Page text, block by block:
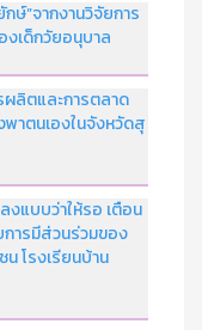
ษ์”จากงานวิจัยการ
เด็กวัยอนุบาล
ลิตและการตลาด
าตนเองในจังหวัดสุ
งแบบว่าให้รอ เตือน
การมีส่วนร่วมของ
โรงเรียนบ้าน